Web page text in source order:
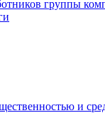
группы
и